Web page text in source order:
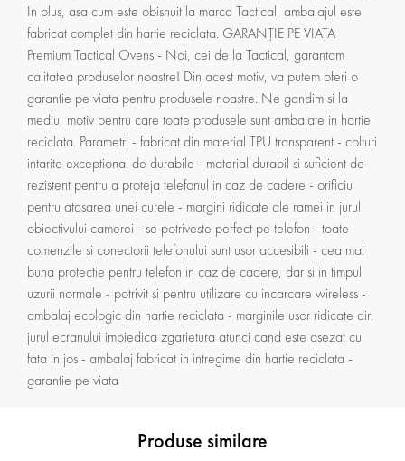
In plus, asa cum este obisnuit la marca Tactical, ambalajul este
fabricat complet din hartie reciclata. GARANȚIE PE VIAȚA
Premium Tactical Ovens - Noi, cei de la Tactical, garantam
calitatea produselor noastre! Din acest motiv, va putem oferi o
garantie pe viata pentru produsele noastre. Ne gandim si la
mediu, motiv pentru care toate produsele sunt ambalate in hartie
reciclata. Parametri - fabricat din material TPU transparent - colturi
intarite exceptional de durabile - material durabil si suficient de
rezistent pentru a proteja telefonul in caz de cadere - orificiu
pentru atasarea unei curele - margini ridicate ale ramei in jurul
obiectivului camerei - se potriveste perfect pe telefon - toate
comenzile si conectorii telefonului sunt usor accesibili - cea mai
buna protectie pentru telefon in caz de cadere, dar si in timpul
uzurii normale - potrivit si pentru utilizare cu incarcare wireless -
ambalaj ecologic din hartie reciclata - marginile usor ridicate din
jurul ecranului impiedica zgarietura atunci cand este asezat cu
fata in jos - ambalaj fabricat in intregime din hartie reciclata -
garantie pe viata
Produse similare